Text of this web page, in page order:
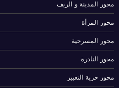
محور المدينة و الريف
محور المرأة
محور المسرحية
محور النادرة
محور حرية التعبير